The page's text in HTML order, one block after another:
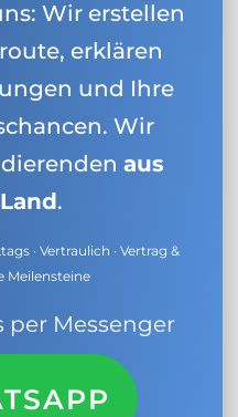
Wir erstellen
erklären
und Ihre
Wir
aus
.
· Vertraulich · Vertrag &
Meilensteine
per Messenger